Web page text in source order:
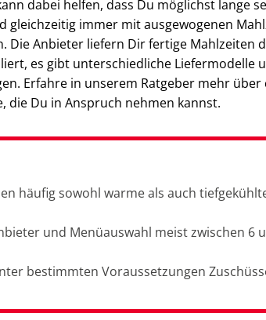
dabei helfen, dass Du möglichst lange
gleichzeitig immer mit ausgewogenen
Die Anbieter liefern Dir fertige Mahlzeiten
es gibt unterschiedliche Liefermodelle
Erfahre in unserem Ratgeber mehr
die Du in Anspruch nehmen kannst.
häufig sowohl warme als auch
und Menüauswahl meist zwischen 6
bestimmten Voraussetzungen